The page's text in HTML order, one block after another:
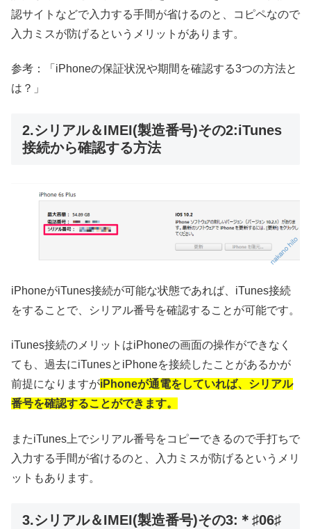
認サイト などで入力する手間が省けるのと、コピペなので
入力ミスが防げるというメリットがあります。
参考：「 iPhoneの保証状況や期間を確認する3つの方法と
は？ 」
2.シリアル＆IMEI(製造番号)その2:iTunes
接続から確認する方法
iPhoneがiTunes接続が可能な状態であれば、iTunes接続
をすることで、シリアル番号を確認することが可能です。
iTunes接続のメリットはiPhoneの画面の操作ができなく
ても、過去にiTunesとiPhoneを接続したことがあるかが
前提になりますがiPhoneが通電をしていれば、シリアル
番号を確認することができます。
またiTunes上でシリアル番号をコピーできるので手打ちで
入力する手間が省けるのと、入力ミスが防げるというメリ
ットもあります。
3.シリアル＆IMEI(製造番号)その3:＊♯06♯